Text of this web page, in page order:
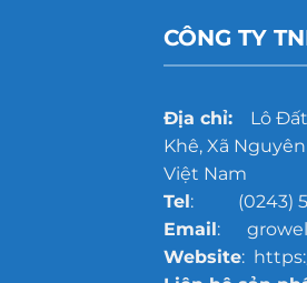
CÔNG TY
Địa chỉ:Lô Đất
Khê, Xã
Việt Nam
Tel: (0243)
Email:
Website: